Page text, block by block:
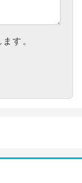
す。